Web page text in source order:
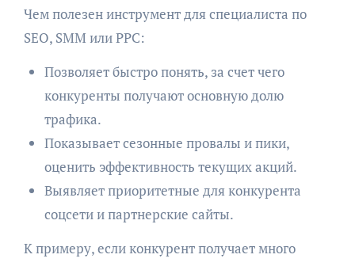
Чем полезен инструмент для специалиста по
SEO, SMM или PPC:
Позволяет быстро понять, за счет чего
конкуренты получают основную долю
трафика.
Показывает сезонные провалы и пики,
оценить эффективность текущих акций.
Выявляет приоритетные для конкурента
соцсети и партнерские сайты.
К примеру, если конкурент получает много